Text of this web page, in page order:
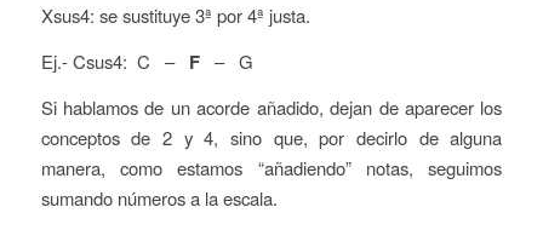
Xsus4: se sustituye 3ª por 4ª justa.
Ej.- Csus4: C – F– G
Si hablamos de un acorde añadido, dejan de aparecer los
conceptos de 2 y 4, sino que, por decirlo de alguna
manera, como estamos “añadiendo” notas, seguimos
sumando números a la escala.